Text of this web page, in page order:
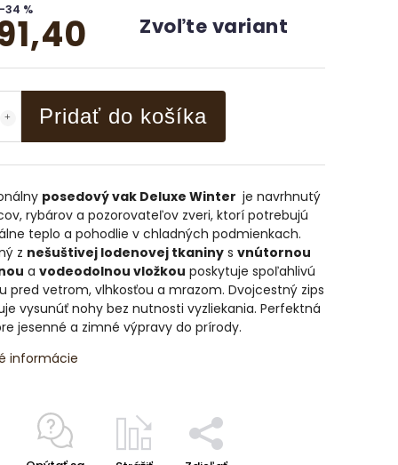
%
Zvoľte variant
Pridať do košíka
posedový vak Deluxe Winter je navrhnutý
rybárov a pozorovateľov zveri, ktorí potrebujú
teplo a pohodlie v chladných podmienkach.
z nešuštivej lodenovej tkaninys vnútornou
a vodeodolnou vložkou poskytuje spoľahlivú
pred vetrom, vlhkosťou a mrazom. Dvojcestný zips
vysunúť nohy bez nutnosti vyzliekania. Perfektná
jesenné a zimné výpravy do prírody.
informácie